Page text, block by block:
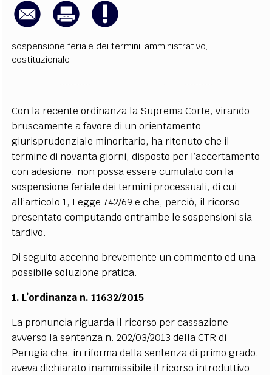
sospensione feriale dei termini, amministrativo,
costituzionale
Con la recente ordinanza la Suprema Corte, virando
bruscamente a favore di un orientamento
giurisprudenziale minoritario, ha ritenuto che il
termine di novanta giorni, disposto per l’accertamento
con adesione, non possa essere cumulato con la
sospensione feriale dei termini processuali, di cui
all’articolo 1, Legge 742/69 e che, perciò, il ricorso
presentato computando entrambe le sospensioni sia
tardivo.
Di seguito accenno brevemente un commento ed una
possibile soluzione pratica.
1. L’ordinanza n. 11632/2015
La pronuncia riguarda il ricorso per cassazione
avverso la sentenza n. 202/03/2013 della CTR di
Perugia che, in riforma della sentenza di primo grado,
aveva dichiarato inammissibile il ricorso introduttivo